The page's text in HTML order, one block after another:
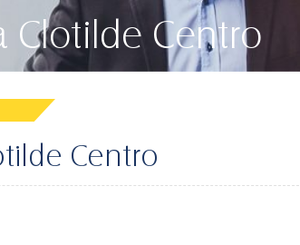
Clotilde Centro
Centro